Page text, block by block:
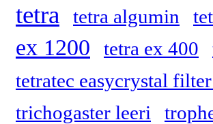
tetra tetra algumin
ex 1200 tetra ex 400
tetratec easycrystal
trichogaster leeri